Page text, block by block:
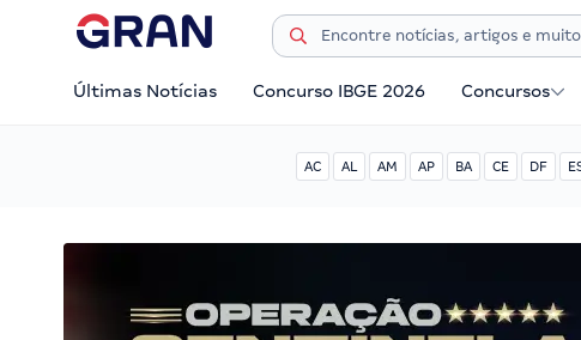
Últimas Notícias Concurso IBGE 2026 Concursos
AC AL AM AP BA CE DF